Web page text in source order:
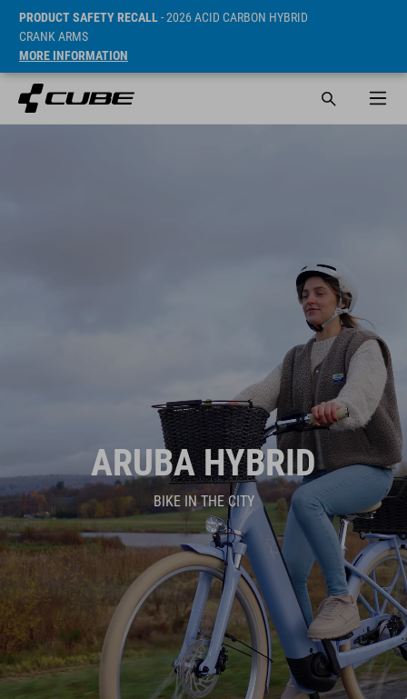
PRODUCT SAFETY RECALL- 2026 ACID CARBON HYBRID
CRANK ARMS
MORE INFORMATION
ARUBA HYBRID
BIKE IN THE CITY